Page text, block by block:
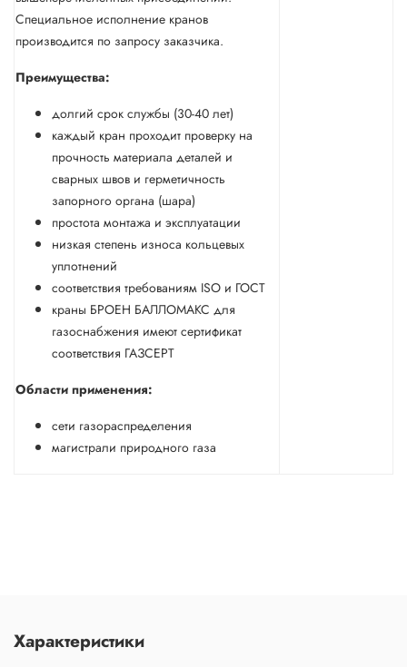
Специальное исполнение кранов
производится по запросу заказчика.
Преимущества:
долгий срок службы (30-40 лет)
каждый кран проходит проверку на
прочность материала деталей и
сварных швов и герметичность
запорного органа (шара)
простота монтажа и эксплуатации
низкая степень износа кольцевых
уплотнений
соответствия требованиям ISO и ГОСТ
краны БРОЕН БАЛЛОМАКС для
газоснабжения имеют сертификат
соответствия ГАЗСЕРТ
Области применения:
сети газораспределения
магистрали природного газа
Характеристики